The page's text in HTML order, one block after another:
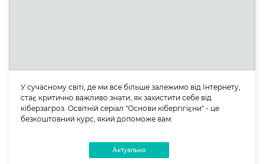
У сучасному світі, де ми все більше залежимо від Інтернету,
стає критично важливо знати, як захистити себе від
кіберзагроз. Освітній серіал "Основи кібергігієни" - це
безкоштовний курс, який допоможе вам:
Актуально